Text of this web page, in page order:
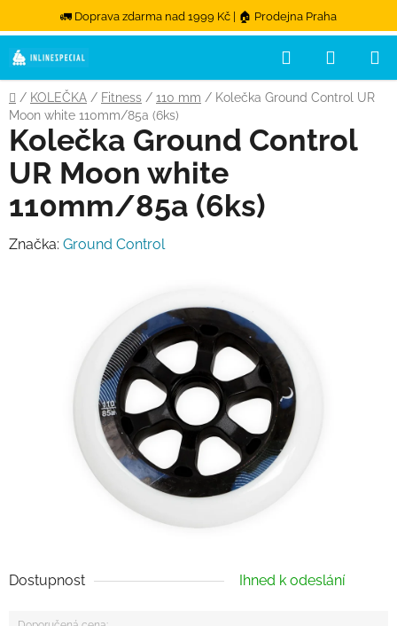
🚛 Doprava zdarma nad 1999 Kč | 🏠 Prodejna Praha
Přejít na obsah
Hledat
Domů
/ KOLEČKA / Fitness / 110 mm / Kolečka Ground Control UR
Moon white 110mm/85a (6ks)
Dostupnost Ihned k odeslání
Kolečka Ground Control
UR Moon white
110mm/85a (6ks)
Značka: Ground Control